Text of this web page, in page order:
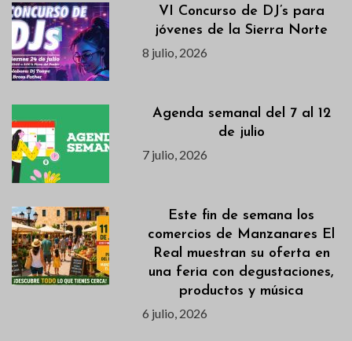
VI Concurso de DJ’s para
jóvenes de la Sierra Norte
8 julio, 2026
Agenda semanal del 7 al 12
de julio
7 julio, 2026
Este fin de semana los
comercios de Manzanares El
Real muestran su oferta en
una feria con degustaciones,
productos y música
6 julio, 2026